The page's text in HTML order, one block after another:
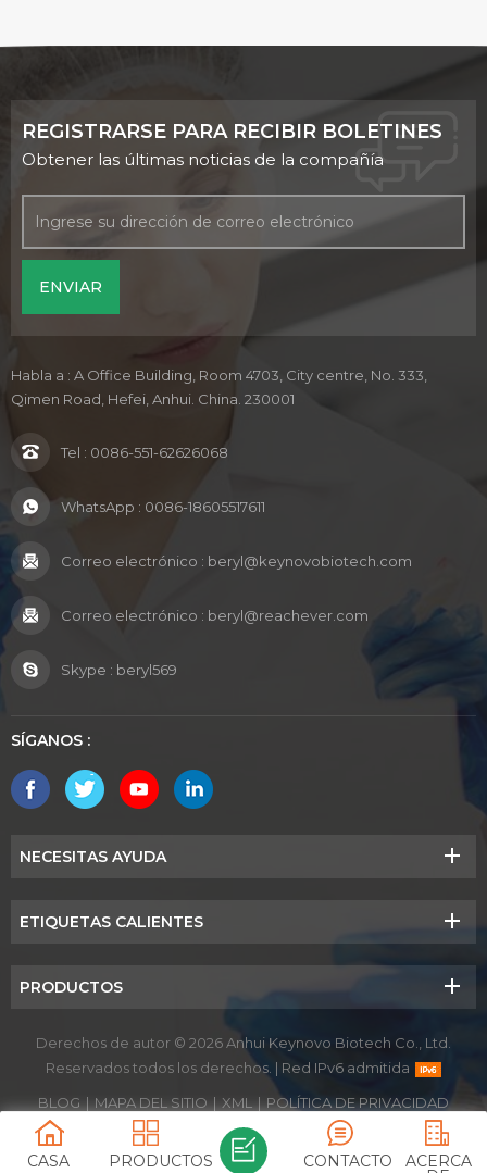
REGISTRARSE PARA RECIBIR BOLETINES
Obtener las últimas noticias de la compañía
Habla a : A Office Building, Room 4703, City centre, No. 333,
Qimen Road, Hefei, Anhui. China. 230001
Tel : 0086-551-62626068
WhatsApp : 0086-18605517611
Correo electrónico : beryl@keynovobiotech.com
Correo electrónico : beryl@reachever.com
Skype : beryl569
SÍGANOS :
NECESITAS AYUDA
ETIQUETAS CALIENTES
PRODUCTOS
Derechos de autor © 2026 Anhui Keynovo Biotech Co., Ltd.
Reservados todos los derechos. | Red IPv6 admitida
BLOG | MAPA DEL SITIO | XML | POLÍTICA DE PRIVACIDAD
CASA PRODUCTOS ACERCA
CONTACTO